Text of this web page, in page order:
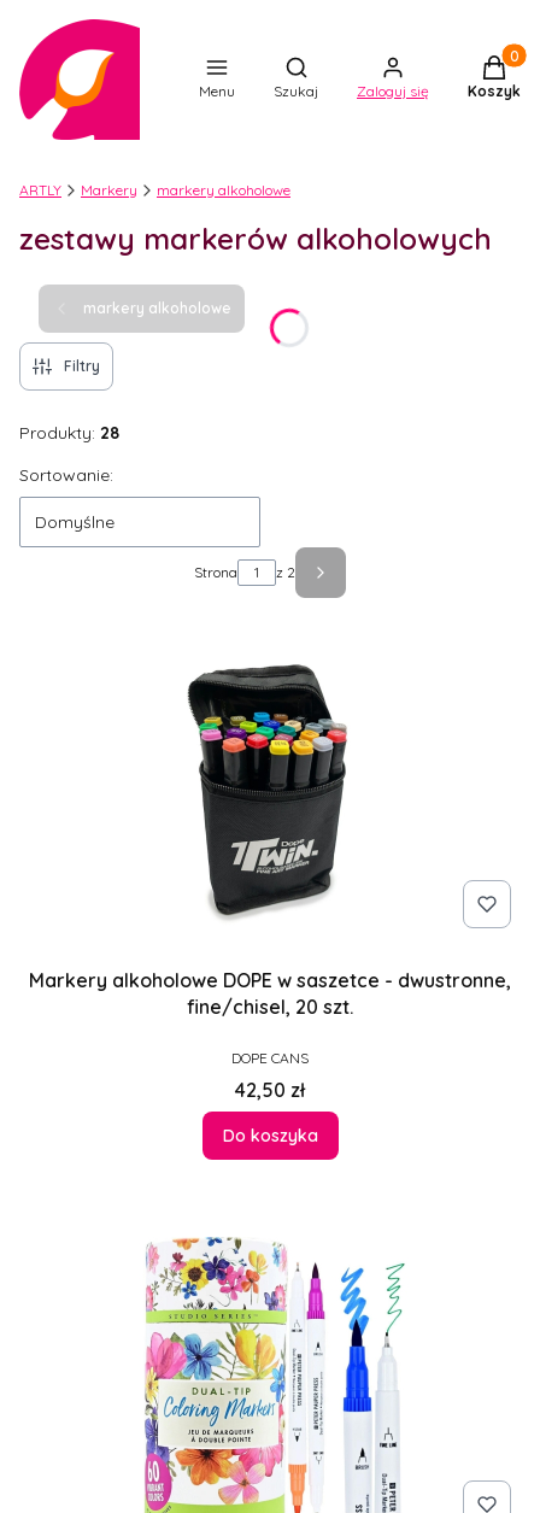
Menu
Otwórz wyszukiwarkę
Szukaj Zaloguj się Koszyk
ARTLY Markery markery alkoholowe
zestawy markerów alkoholowych
markery alkoholowe
Filtry
Produkty: 28
Lista produktów
Sortowanie:
Domyślne
Strona z 2 Następne produkty
Markery alkoholowe DOPE w saszetce - dwustronne,
fine/chisel, 20 szt.
PRODUCENT
DOPE CANS
Cena
42,50 zł
Do koszyka